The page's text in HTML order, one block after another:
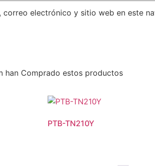
correo electrónico y sitio web en este
han Comprado estos productos
PTB-TN210Y